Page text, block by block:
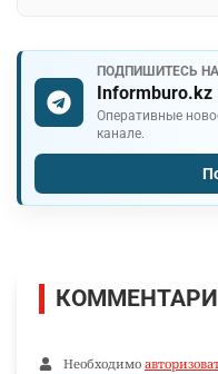
ПОДПИШИТЕСЬ
Informburo.kz
Оперативные
канале.
Необходимо